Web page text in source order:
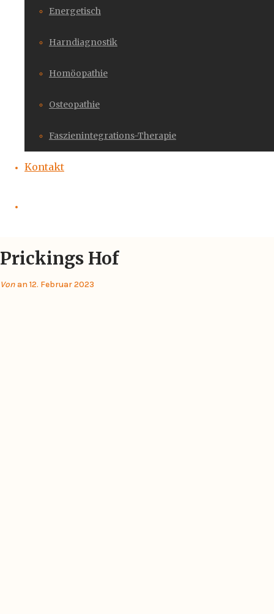
Energetisch
Harndiagnostik
Homöopathie
Osteopathie
Faszienintegrations-Therapie
Kontakt
Prickings Hof
Vonan 12. Februar 2023